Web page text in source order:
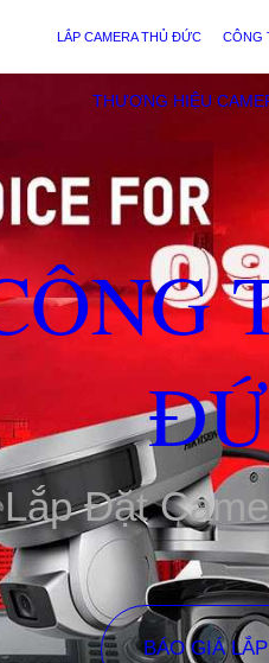
LẮP CAMERA THỦ ĐỨC CÔNG
THƯƠNG HIỆU
Lắp Đặt
BÁO GIÁ